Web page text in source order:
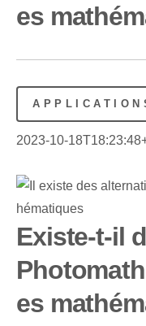
es
2023-10-
Existe-t-il
es